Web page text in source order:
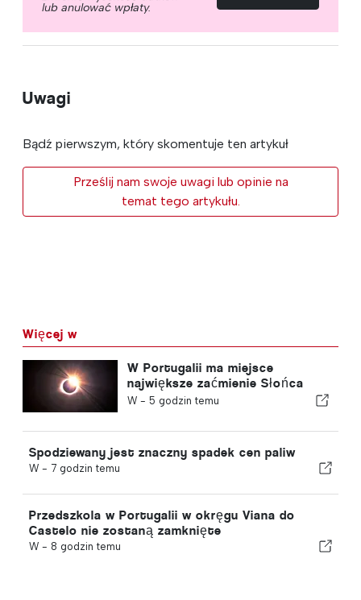
lub anulować wpłaty.
Uwagi
Bądź pierwszym, który skomentuje ten artykuł
Prześlij nam swoje uwagi lub opinie na
temat tego artykułu.
Więcej w
W Portugalii ma miejsce
największe zaćmienie Słońca
tego stulecia
W - 5 godzin temu
Spodziewany jest znaczny spadek cen paliw
W - 7 godzin temu
Przedszkola w Portugalii w okręgu Viana do
Castelo nie zostaną zamknięte
W - 8 godzin temu